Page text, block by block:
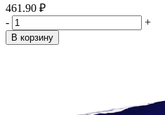
461.90 ₽
-
+
В корзину